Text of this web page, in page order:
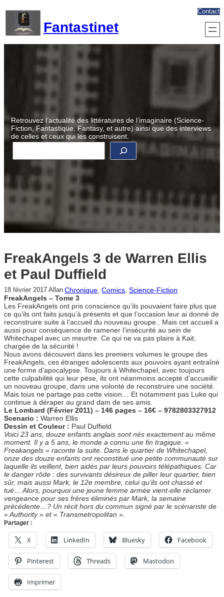
contenu
Fantastinet
Contact
Retrouvez l’actualité des littératures de l’imaginaire (Science-
Fiction, Fantastique, Fantasy, et autre) ainsi que des interviews
de celles et ceux qui les construisent.
R
c
c
FreakAngels 3 de Warren Ellis
et Paul Duffield
18 février 2017 Allan Chronique, Comics, Science-Fiction
FreakAngels – Tome 3
Les FreakAngels ont pris conscience qu’ils pouvaient faire plus que
ce qu’ils ont faits jusqu’à présents et que l’occasion leur ai donné de
reconstruire suite à l’accueil du nouveau groupe.. Mais cet accueil a
aussi pour conséquence de ramener l’insécurité au sein de
Whitechapel avec un meurtre. Ce qui ne va pas plaire à Kait,
chargée de la sécurité !
Nous avons découvert dans les premiers volumes le groupe des
FreakAngels, ces étranges adolescents aux pouvoirs ayant entraîné
une forme d’apocalypse. Toujours à Whitechapel, avec toujours
cette culpabilité qui leur pèse, ils ont néanmoins accepté d’accueillir
un nouveau groupe, dans une volonté de reconstruire une société.
Mais tous ne partage pas cette vision… Et notamment pas Luke qui
continue à déraper au grand dam de ses amis.
Le Lombard (Février 2011) – 146 pages – 16€ – 9782803327912
Scenario : Warren Ellis
Dessin et Couleur : Paul Duffield
Voici 23 ans, douze enfants anglais sont nés exactement au même
moment. Il y a 5 ans, le monde a connu une fin tragique. «
Freakangels » raconte la suite. Dans le quartier de Whitechapel,
onze des douze enfants ont reconstitué une petite communauté sur
laquelle ils veillent, bien aidés par leurs pouvoirs télépathiques. Car
le danger rôde : des survivants désireux de piller leur quartier, bien
sûr, mais aussi Mark, le 12e membre, celui qu’ils ont chassé et
tué… Alors, pourquoi une jeune femme armée vient-elle réclamer
vengeance pour ses frères éliminés par Mark, la semaine
précédente…? Un récit hors du commun signé par le scénariste de
« Authority » et « Transmetropolitan ».
Partager :
X LinkedIn Bluesky Facebook
Pinterest Threads Mastodon
Imprimer